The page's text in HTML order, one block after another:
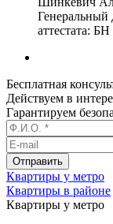
Генеральный
аттестата:
Бесплатная
Действуем в
Гарантируем
Квартиры у метро
Квартиры в районе
Квартиры у метро